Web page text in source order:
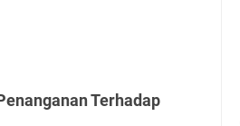
Terhadap